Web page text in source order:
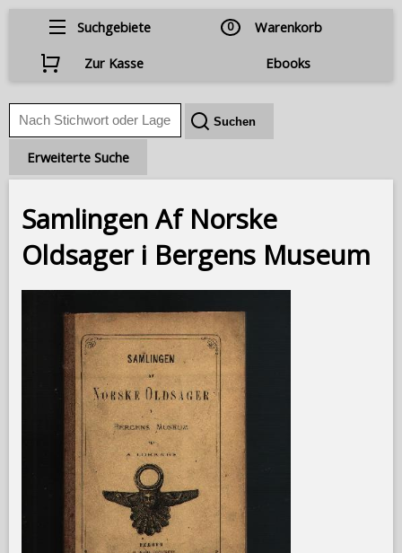
Suchgebiete 0
Warenkorb
Zur Kasse
Ebooks
Erweiterte Suche
Samlingen Af Norske
Oldsager i Bergens Museum